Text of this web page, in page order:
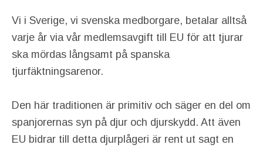
Vi i Sverige, vi svenska medborgare, betalar alltså
varje år via vår medlemsavgift till EU för att tjurar
ska mördas långsamt på spanska
tjurfäktningsarenor.
Den här traditionen är primitiv och säger en del om
spanjorernas syn på djur och djurskydd. Att även
EU bidrar till detta djurplågeri är rent ut sagt en